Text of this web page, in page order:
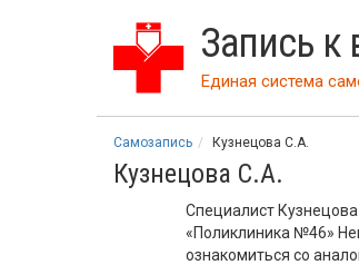
Запись к
Единая система
Самозапись Кузнецова С.А.
Кузнецова С.А.
Специалист
«Поликлиника №46»
ознакомиться со